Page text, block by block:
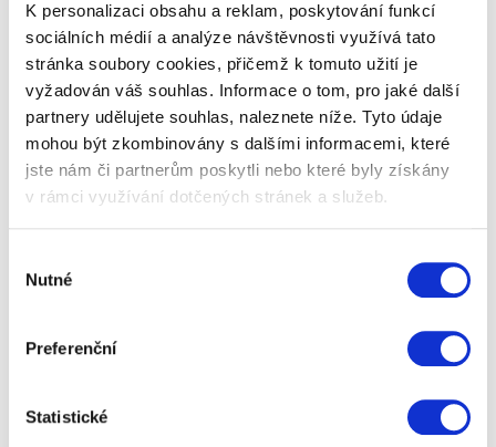
K personalizaci obsahu a reklam, poskytování funkcí
sociálních médií a analýze návštěvnosti využívá tato
stránka soubory cookies, přičemž k tomuto užití je
vyžadován váš souhlas. Informace o tom, pro jaké další
partnery udělujete souhlas, naleznete níže. Tyto údaje
mohou být zkombinovány s dalšími informacemi, které
jste nám či partnerům poskytli nebo které byly získány
v rámci využívání dotčených stránek a služeb.
souhlasu
Nutné
Preferenční
Statistické
399 Kč Zobrazit více
Nahoru Celkem 31 dárků